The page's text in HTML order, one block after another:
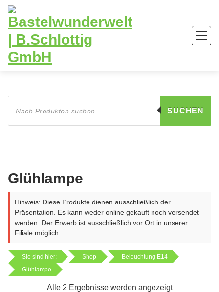
Zum
Inhalt
springen
Products
search
SUCHEN
Glühlampe
Hinweis: Diese Produkte dienen ausschließlich der
Präsentation. Es kann weder online gekauft noch versendet
werden. Der Erwerb ist ausschließlich vor Ort in unserer
Filiale möglich.
Alle 2 Ergebnisse werden angezeigt
Sie sind hier: Shop
Beleuchtung E14
Glühlampe